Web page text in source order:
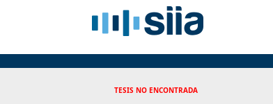
TESIS NO ENCONTRADA